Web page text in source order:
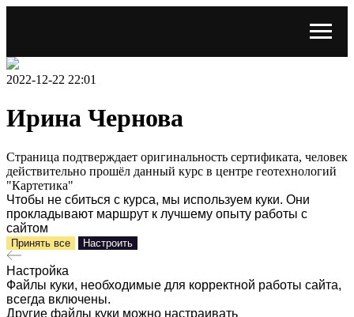
2022-12-22 22:01
Ирина Чернова
Страница подтверждает оригинальность сертификата, человек
действительно прошёл данный курс в центре геотехнологий
"Картетика"
Чтобы не сбиться с курса, мы используем куки. Они
прокладывают маршрут к лучшему опыту работы с
сайтом
Принять все Настроить
Настройка
Файлы куки, необходимые для корректной работы сайта,
всегда включены.
Другие файлы куки можно настраивать